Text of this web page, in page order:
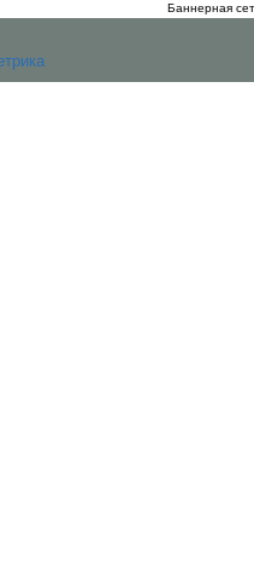
Баннерная